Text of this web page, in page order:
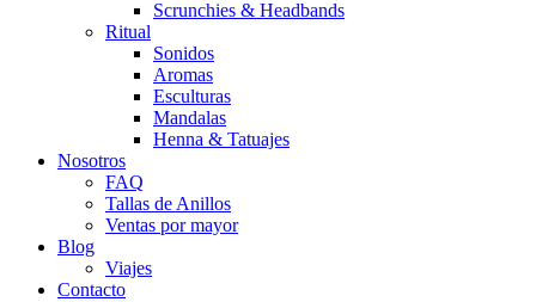
Scrunchies & Headbands
Ritual
Sonidos
Aromas
Esculturas
Mandalas
Henna & Tatuajes
Nosotros
FAQ
Tallas de Anillos
Ventas por mayor
Blog
Viajes
Contacto